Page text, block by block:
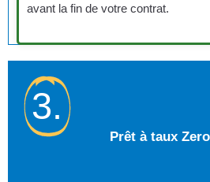
avant la fin de votre contrat.
3.
Prêt à taux